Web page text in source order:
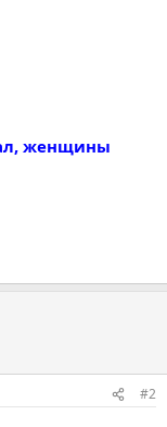
женщины
#2